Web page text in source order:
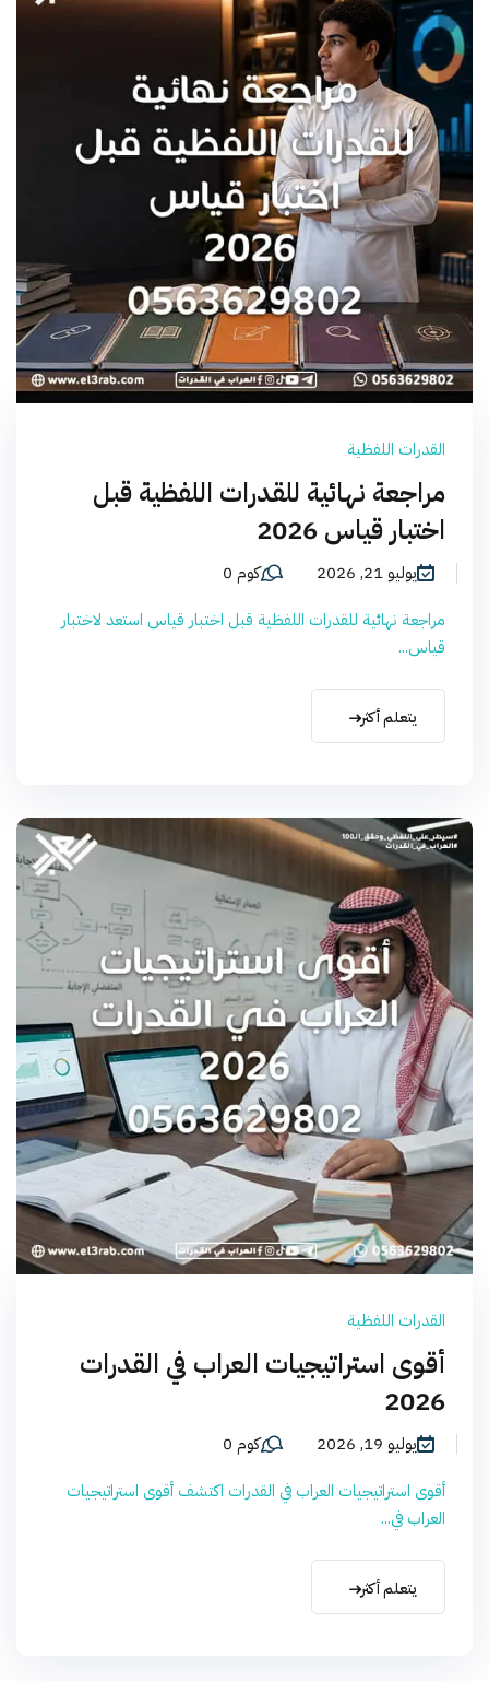
القدرات اللفظية
مراجعة نهائية للقدرات اللفظية قبل
اختبار قياس 2026
يوليو 21, 2026
كوم 0
مراجعة نهائية للقدرات اللفظية قبل اختبار قياس استعد لاختبار
قياس...
يتعلم أكثر
القدرات اللفظية
أقوى استراتيجيات العراب في القدرات
2026
يوليو 19, 2026
كوم 0
أقوى استراتيجيات العراب في القدرات اكتشف أقوى استراتيجيات
العراب في...
يتعلم أكثر